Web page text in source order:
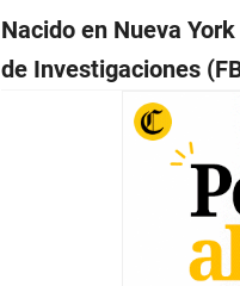
Nacido en Nueva
de Investigaciones